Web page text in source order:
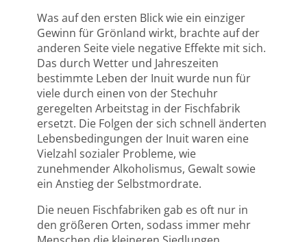
Was auf den ersten Blick wie ein einziger
Gewinn für Grönland wirkt, brachte auf der
anderen Seite viele negative Effekte mit sich.
Das durch Wetter und Jahreszeiten
bestimmte Leben der Inuit wurde nun für
viele durch einen von der Stechuhr
geregelten Arbeitstag in der Fischfabrik
ersetzt. Die Folgen der sich schnell änderten
Lebensbedingungen der Inuit waren eine
Vielzahl sozialer Probleme, wie
zunehmender Alkoholismus, Gewalt sowie
ein Anstieg der Selbstmordrate.
Die neuen Fischfabriken gab es oft nur in
den größeren Orten, sodass immer mehr